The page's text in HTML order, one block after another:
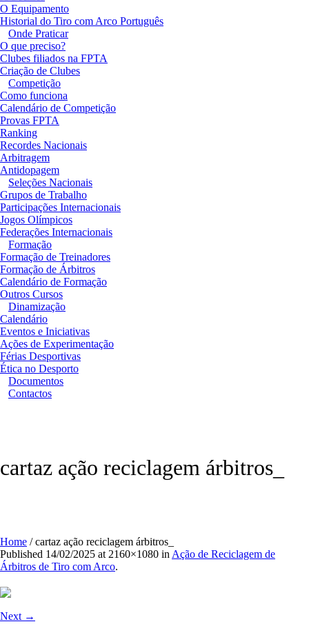
O Equipamento
Historial do Tiro com Arco Português
Onde Praticar
O que preciso?
Clubes filiados na FPTA
Criação de Clubes
Competição
Como funciona
Calendário de Competição
Provas FPTA
Ranking
Recordes Nacionais
Arbitragem
Antidopagem
Seleções Nacionais
Grupos de Trabalho
Participações Internacionais
Jogos Olímpicos
Federações Internacionais
Formação
Formação de Treinadores
Formação de Árbitros
Calendário de Formação
Outros Cursos
Dinamização
Calendário
Eventos e Iniciativas
Ações de Experimentação
Férias Desportivas
Ética no Desporto
Documentos
Contactos
cartaz ação reciclagem árbitros_
Home /cartaz ação reciclagem árbitros_
Published 14/02/2025 at 2160×1080 in Ação de Reciclagem de
Árbitros de Tiro com Arco.
Next →